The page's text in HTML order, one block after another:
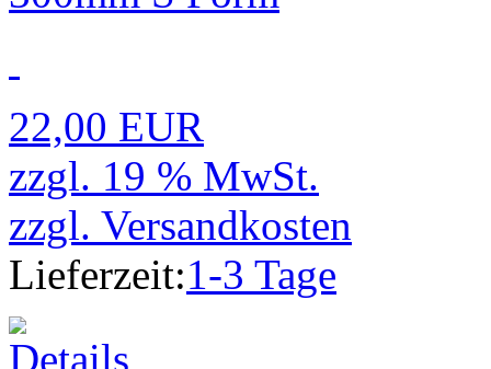
22,00 EUR
zzgl. 19 % MwSt.
zzgl. Versandkosten
Lieferzeit:1-3 Tage